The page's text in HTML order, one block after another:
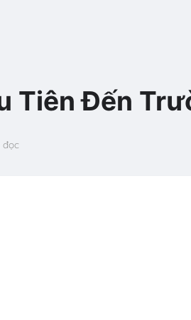
Tiên Đến
đọc